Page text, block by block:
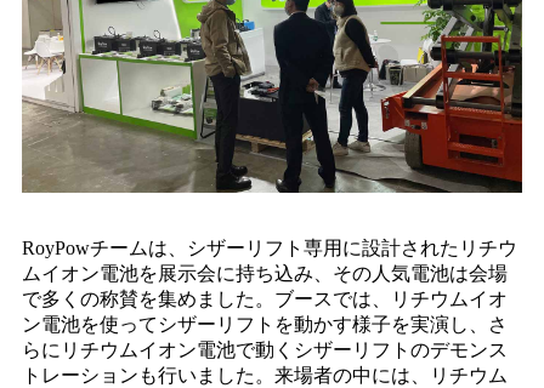
RoyPowチームは、シザーリフト専用に設計されたリチウ
ムイオン電池を展示会に持ち込み、その人気電池は会場
で多くの称賛を集めました。ブースでは、リチウムイオ
ン電池を使ってシザーリフトを動かす様子を実演し、さ
らにリチウムイオン電池で動くシザーリフトのデモンス
トレーションも行いました。来場者の中には、リチウム